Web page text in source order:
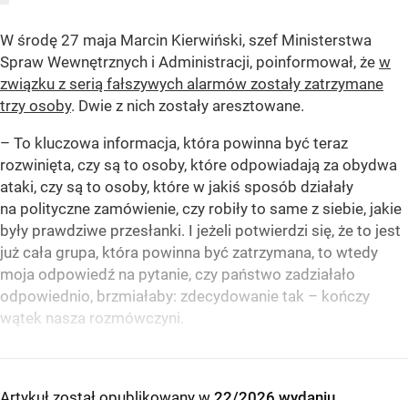
W środę 27 maja Marcin Kierwiński, szef Ministerstwa
Spraw Wewnętrznych i Administracji, poinformował, że w
związku z serią fałszywych alarmów zostały zatrzymane
trzy osoby. Dwie z nich zostały aresztowane.
– To kluczowa informacja, która powinna być teraz
rozwinięta, czy są to osoby, które odpowiadają za obydwa
ataki, czy są to osoby, które w jakiś sposób działały
na polityczne zamówienie, czy robiły to same z siebie, jakie
były prawdziwe przesłanki. I jeżeli potwierdzi się, że to jest
już cała grupa, która powinna być zatrzymana, to wtedy
moja odpowiedź na pytanie, czy państwo zadziałało
odpowiednio, brzmiałaby: zdecydowanie tak – kończy
wątek nasza rozmówczyni.